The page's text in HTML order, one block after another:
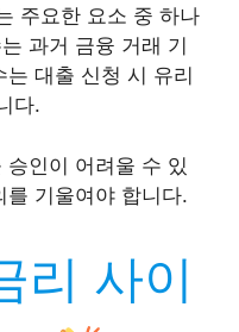
주요한 요소 중 하나
과거 금융 거래 기
대출 신청 시 유리
다.
인이 어려울 수 있
를 기울여야 합니다.
리 사이